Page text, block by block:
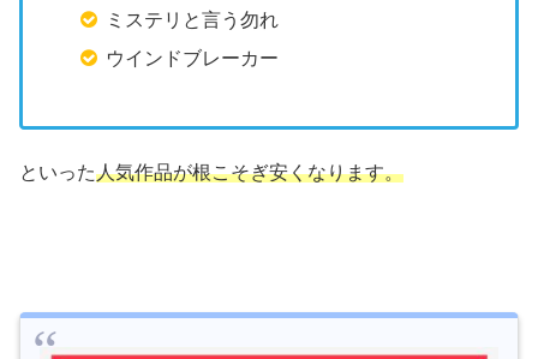
ミステリと言う勿れ
ウインドブレーカー
といった人気作品が根こそぎ安くなります。